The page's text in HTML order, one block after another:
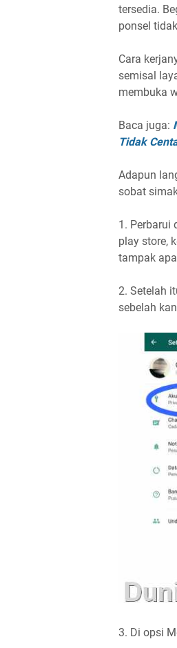
tersedia.
ponsel
Cara
semisal
membuka
Baca juga:
Tidak
Adapun
sobat
1. Perbarui
play store,
tampak
2. Setelah
sebelah
3. Di opsi